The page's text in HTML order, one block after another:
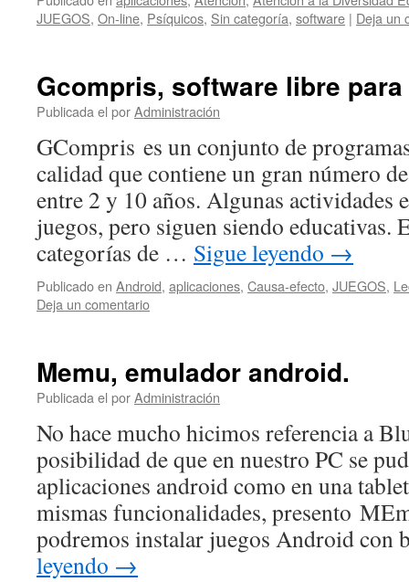
JUEGOS, On-line, Psíquicos, Sin categoría, software | Deja un
Gcompris, software libre
Publicada el porAdministración
GCompris es un conjunto de
calidad que contiene un gran número
entre 2 y 10 años. Algunas actividades
juegos, pero siguen siendo educativas.
categorías de … Sigue leyendo →
Publicado en Android, aplicaciones, Causa-efecto, JUEGOS,
Deja un comentario
Memu, emulador android.
Publicada el porAdministración
No hace mucho hicimos referencia a
posibilidad de que en nuestro PC se
aplicaciones android como en una
mismas funcionalidades, presento
podremos instalar juegos Android
leyendo →